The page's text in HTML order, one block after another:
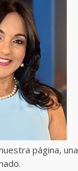
página,